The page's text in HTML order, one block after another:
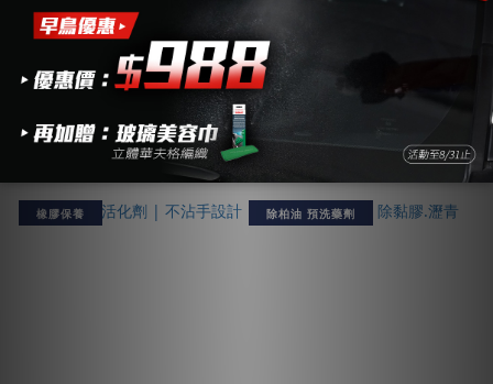
橡膠保養 除柏油 預洗藥劑